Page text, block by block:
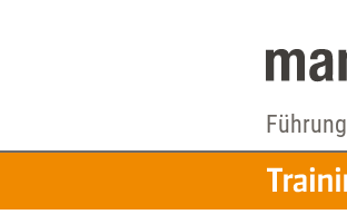
Führung